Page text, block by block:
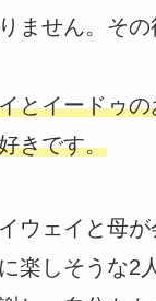
ません。そ
とイードゥ
きです。
ウェイと母
楽しそうな2